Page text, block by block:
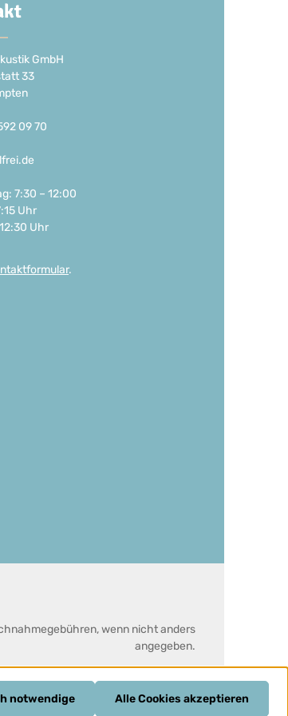
GmbH
33
09 70
7:30 – 12:00
Uhr
Uhr
.
wenn nicht anders
angegeben.
notwendige Alle Cookies akzeptieren